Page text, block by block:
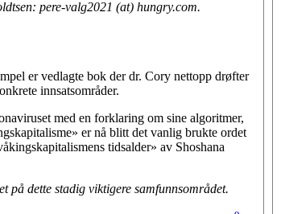
pere-valg2021 (at) hungry.com.
er vedlagte bok der dr. Cory nettopp drøfter
innsatsområder.
med en forklaring om sine algoritmer,
er nå blitt det vanlig brukte ordet
tidsalder» av Shoshana
på dette stadig viktigere samfunnsområdet.